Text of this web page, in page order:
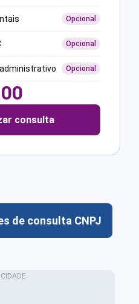
Opcional
Opcional
Opcional
consulta
de consulta CNPJ